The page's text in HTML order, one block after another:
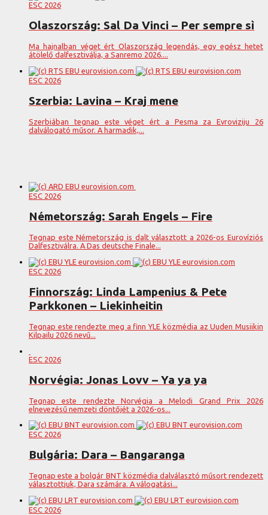
ESC 2026
Olaszország: Sal Da Vinci – Per sempre sì
Ma hajnalban véget ért Olaszország legendás, egy egész hetet
átölelő dalfesztiválja, a Sanremo 2026....
ESC 2026
Szerbia: Lavina – Kraj mene
Szerbiában tegnap este véget ért a Pesma za Evroviziju 26
dalválogató műsor. A harmadik,...
ESC 2026
Németország: Sarah Engels – Fire
Tegnap este Németország is dalt választott a 2026-os Eurovíziós
Dalfesztiválra. A Das deutsche Finale...
ESC 2026
Finnország: Linda Lampenius & Pete
Parkkonen – Liekinheitin
Tegnap este rendezte meg a finn YLE közmédia az Uuden Musiikin
Kilpailu 2026 nevű...
ESC 2026
Norvégia: Jonas Lovv – Ya ya ya
Tegnap este rendezte Norvégia a Melodi Grand Prix 2026
elnevezésű nemzeti döntőjét a 2026-os...
ESC 2026
Bulgária: Dara – Bangaranga
Tegnap este a bolgár BNT közmédia dalválasztó műsort rendezett
választottjuk, Dara számára. A válogatási...
ESC 2026